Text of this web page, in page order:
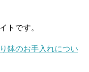
です。
鉢のお手入れについ